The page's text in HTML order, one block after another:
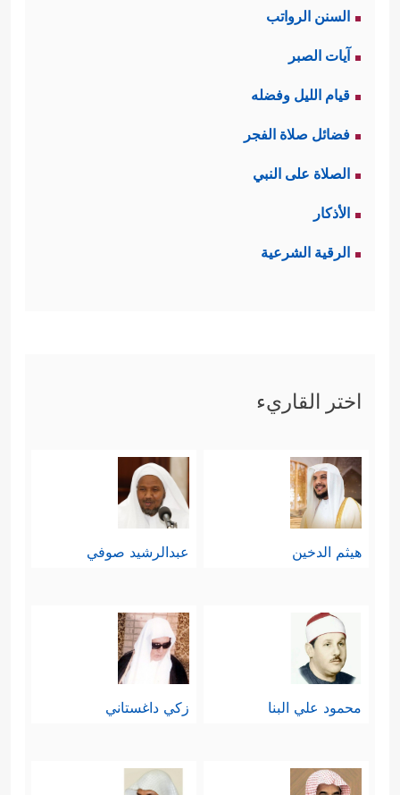
السنن الرواتب
آيات الصبر
قيام الليل وفضله
فضائل صلاة الفجر
الصلاة على النبي
الأذكار
الرقية الشرعية
اختر القاريء
هيثم الدخين عبدالرشيد صوفي
محمود علي البنا زكي داغستاني